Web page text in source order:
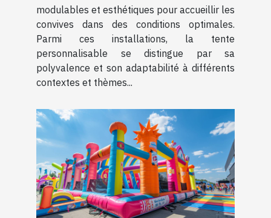
modulables et esthétiques pour accueillir les
convives dans des conditions optimales.
Parmi ces installations, la tente
personnalisable se distingue par sa
polyvalence et son adaptabilité à différents
contextes et thèmes...